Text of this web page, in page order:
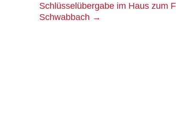
Schlüsselübergabe im Haus zum
Schwabbach →